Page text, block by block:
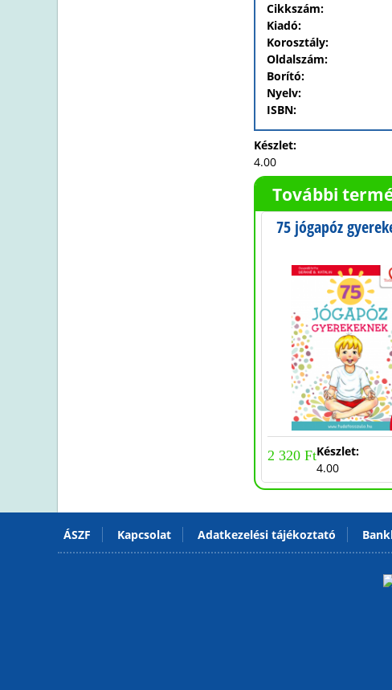
Cikkszám:
Kiadó:
Korosztály:
Oldalszám:
Borító:
Nyelv:
ISBN:
Készlet:
4.00
További
75 jógapóz
2 320 FtKészlet:
4.00
ÁSZF Kapcsolat Adatkezelési tájékoztató